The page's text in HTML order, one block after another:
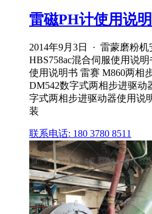
雷磁PH计使用说
2014年9月3日 · 雷蒙磨粉
HBS758ac混合伺服使用说
使用说明书 雷赛 M860两相
DM542数字式两相步进驱动
字式两相步进驱动器使用说
装
联系电话: 180 3780 8511